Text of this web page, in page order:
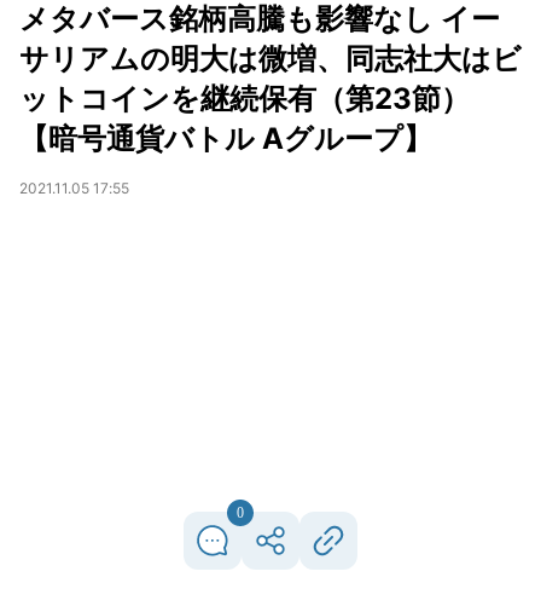
メタバース銘柄高騰も影響なし イー
サリアムの明大は微増、同志社大はビ
ットコインを継続保有（第23節）
【暗号通貨バトル Aグループ】
2021.11.05 17:55
0